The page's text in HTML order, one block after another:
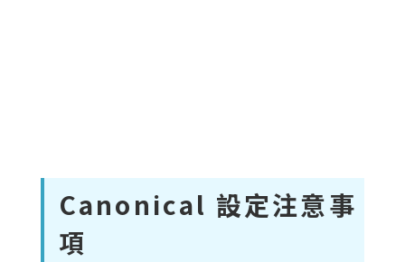
Canonical 設定注意事
項